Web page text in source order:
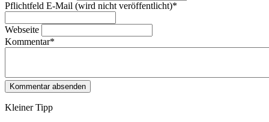
Pflichtfeld E-Mail (wird nicht veröffentlicht)*
Webseite
Kommentar*
Kleiner Tipp